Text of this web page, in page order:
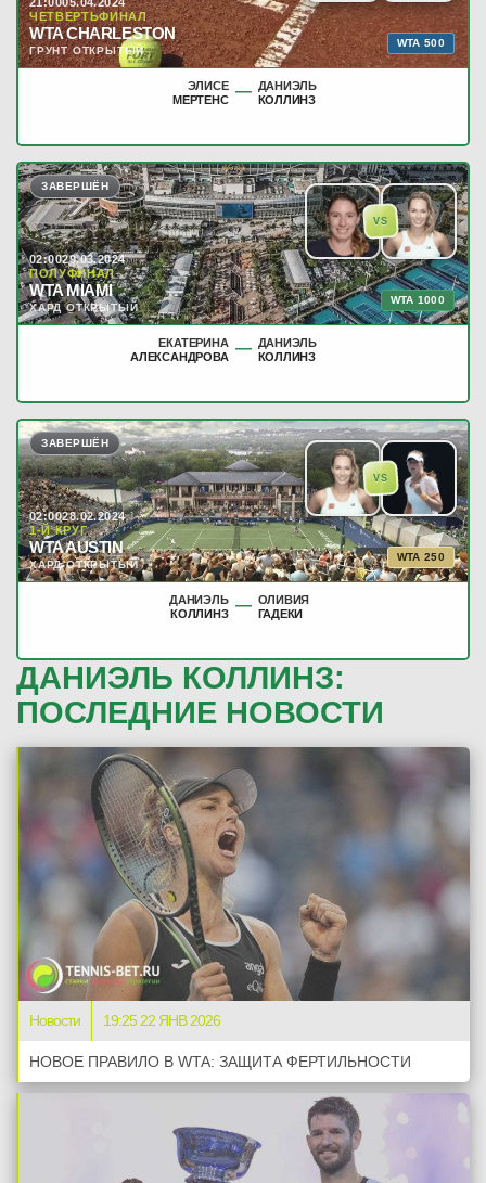
ЧЕТВЕРТЬФИНАЛ
WTA CHARLESTON
ГРУНТ ОТКРЫТЫЙ
WTA 500
ЭЛИСЕ
МЕРТЕНС — ДАНИЭЛЬ
КОЛЛИНЗ
VS
ЗАВЕРШЁН
02:0029.03.2024
ПОЛУФИНАЛ
WTA MIAMI
ХАРД ОТКРЫТЫЙ
WTA 1000
ЕКАТЕРИНА
АЛЕКСАНДРОВА — ДАНИЭЛЬ
КОЛЛИНЗ
VS
ЗАВЕРШЁН
02:0028.02.2024
1-Й КРУГ
WTA AUSTIN
ХАРД ОТКРЫТЫЙ
WTA 250
ДАНИЭЛЬ
КОЛЛИНЗ — ОЛИВИЯ
ГАДЕКИ
ДАНИЭЛЬ КОЛЛИНЗ:
ПОСЛЕДНИЕ НОВОСТИ
Новости 19:25 22 ЯНВ 2026
НОВОЕ ПРАВИЛО В WTA: ЗАЩИТА ФЕРТИЛЬНОСТИ